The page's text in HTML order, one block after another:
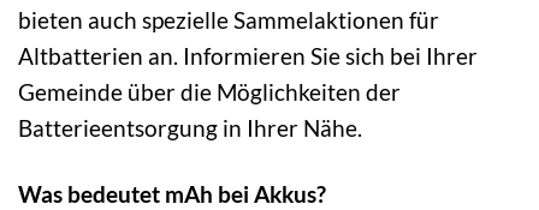
bieten auch spezielle Sammelaktionen für
Altbatterien an. Informieren Sie sich bei Ihrer
Gemeinde über die Möglichkeiten der
Batterieentsorgung in Ihrer Nähe.
Was bedeutet mAh bei Akkus?